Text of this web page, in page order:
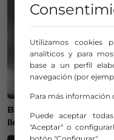
Bizkaia se prepara
llegan las tormentas y
Utilizamos cookies
analíticos y para
base a un perfil
navegación (por
Para más información
Puede aceptar
"Aceptar" o